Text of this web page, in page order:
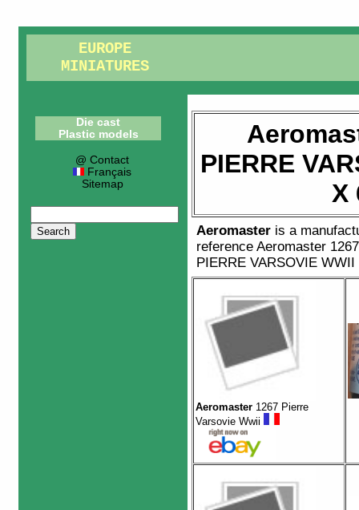
EUROPE
MINIATURES
Die cast
Plastic models
@ Contact
Français
Sitemap
PIERRE
X
Aeromaster is a
referenceAeromaster 1267
PIERRE VARSOVIE WWII
Aeromaster1267 Pierre
Varsovie Wwii